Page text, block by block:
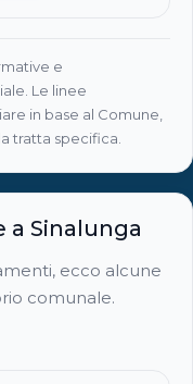
e
Le linee
in base al Comune,
tratta specifica.
a Sinalunga
ecco alcune
comunale.